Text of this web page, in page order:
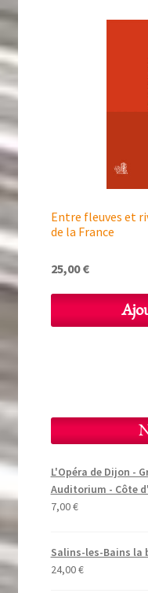
Entre fleuves et
de la France
25,00€
L'Opéra de Dijon -
Auditorium - Côte
7,00€
Salins-les-Bains la
24,00€